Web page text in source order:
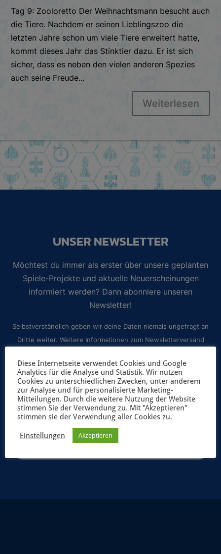
Tag 9: Zooloretto Der Weihnachtsmann besucht auch
die Tiere. Nachdem er seinen Lieblingszoo die
letzten Jahre schon um viele Tiere erweitert hatte,
kommt dieses Jahr das Stinktier dazu. Er ist sich
sicher, dass es neben den vielen anderen Spezies
auch seine Freude...
Weiterlesen
UNSER NEWSLETTER
Möchtest du immer als erster über unsere geplanten
Spiele-Projekte und aktuelle Neuerscheinungen
informiert werden? Dann abonniere unseren
Newsletter!
Selbstverständlich geben wir deine Daten niemals ungefragt an
Dritte weiter. Weitere Informationen zum Newsletterversand
Diese Internetseite verwendet Cookies und Google
Analytics für die Analyse und Statistik. Wir nutzen
Cookies zu unterschiedlichen Zwecken, unter anderem
zur Analyse und für personalisierte Marketing-
Mitteilungen. Durch die weitere Nutzung der Website
stimmen Sie der Verwendung zu. Mit "Akzeptieren"
stimmen sie der Verwendung aller Cookies zu.
Einstellungen Akzeptieren